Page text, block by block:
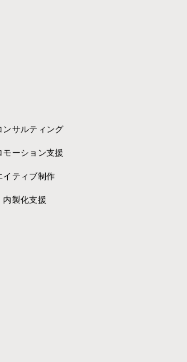
ンサルティング
モーション支援
イティブ制作
内製化支援